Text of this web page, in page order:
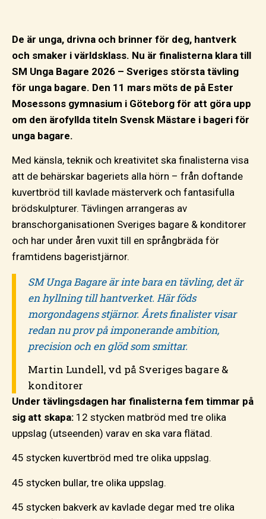
De är unga, drivna och brinner för deg, hantverk
och smaker i världsklass. Nu är finalisterna klara till
SM Unga Bagare 2026 – Sveriges största tävling
för unga bagare. Den 11 mars möts de på Ester
Mosessons gymnasium i Göteborg för att göra upp
om den ärofyllda titeln Svensk Mästare i bageri för
unga bagare.
Med känsla, teknik och kreativitet ska finalisterna visa
att de behärskar bageriets alla hörn – från doftande
kuvertbröd till kavlade mästerverk och fantasifulla
brödskulpturer. Tävlingen arrangeras av
branschorganisationen Sveriges bagare & konditorer
och har under åren vuxit till en språngbräda för
framtidens bageristjärnor.
SM Unga Bagare är inte bara en tävling, det är
en hyllning till hantverket. Här föds
morgondagens stjärnor. Årets finalister visar
redan nu prov på imponerande ambition,
precision och en glöd som smittar.
Martin Lundell, vd på Sveriges bagare &
konditorer
Under tävlingsdagen har finalisterna fem timmar på
sig att skapa: 12 stycken matbröd med tre olika
uppslag (utseenden) varav en ska vara flätad.
45 stycken kuvertbröd med tre olika uppslag.
45 stycken bullar, tre olika uppslag.
45 stycken bakverk av kavlade degar med tre olika